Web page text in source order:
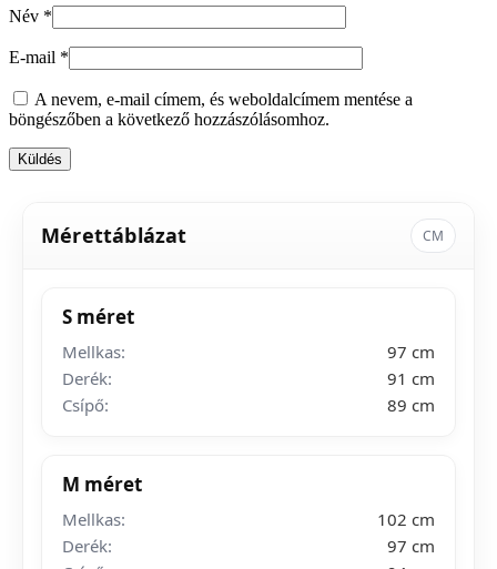
Név *
E-mail *
A nevem, e-mail címem, és weboldalcímem mentése a
böngészőben a következő hozzászólásomhoz.
Mérettáblázat CM
S méret
Mellkas:
97 cm
Derék:
91 cm
Csípő:
89 cm
M méret
Mellkas:
102 cm
Derék:
97 cm